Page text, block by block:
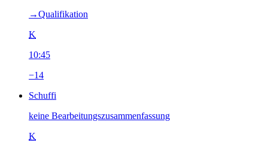
→‎Qualifikation
K
10:45
−14
Schuffi
keine Bearbeitungszusammenfassung
K